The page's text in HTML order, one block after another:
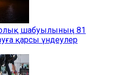
шабуылының 81
қарсы үндеулер